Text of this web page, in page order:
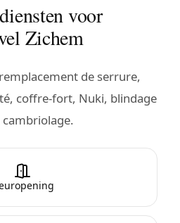
voor
Zichem
de serrure,
coffre-fort, Nuki, blindage